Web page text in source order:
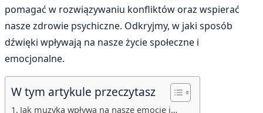
pomagać w rozwiązywaniu konfliktów oraz wspierać
nasze zdrowie psychiczne. Odkryjmy, w jaki sposób
dźwięki wpływają na nasze życie społeczne i
emocjonalne.
W tym artykule przeczytasz
Jak muzyka wpływa na nasze emocje i…